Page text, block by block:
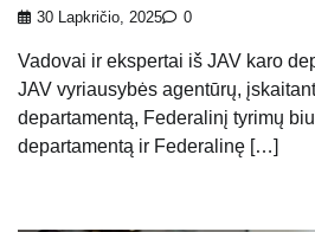
30 Lapkričio, 2025 0
Vadovai ir ekspertai iš JAV karo
JAV vyriausybės agentūrų,
departamentą, Federalinį tyrimų
departamentą ir Federalinę […]